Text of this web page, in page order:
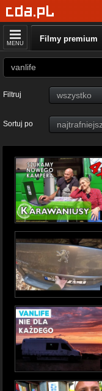
MENU Filmy premium
Filtruj
Sortuj po